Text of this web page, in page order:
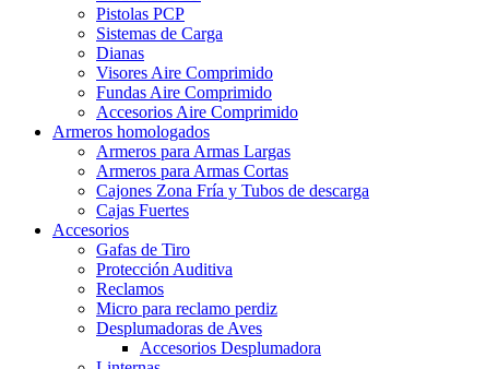
Pistolas PCP
Sistemas de Carga
Dianas
Visores Aire Comprimido
Fundas Aire Comprimido
Accesorios Aire Comprimido
Armeros homologados
Armeros para Armas Largas
Armeros para Armas Cortas
Cajones Zona Fría y Tubos de descarga
Cajas Fuertes
Accesorios
Gafas de Tiro
Protección Auditiva
Reclamos
Micro para reclamo perdiz
Desplumadoras de Aves
Accesorios Desplumadora